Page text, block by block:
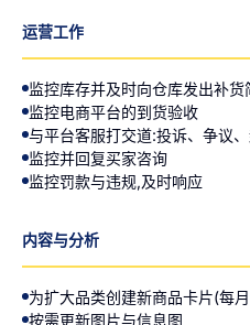
运营工作
监控库存并及时向仓库发出补货
监控电商平台的到货验收
与平台客服打交道:投诉、争议
监控并回复买家咨询
监控罚款与违规,及时响应
内容与分析
为扩大品类创建新商品卡片(每
按需更新图片与信息图